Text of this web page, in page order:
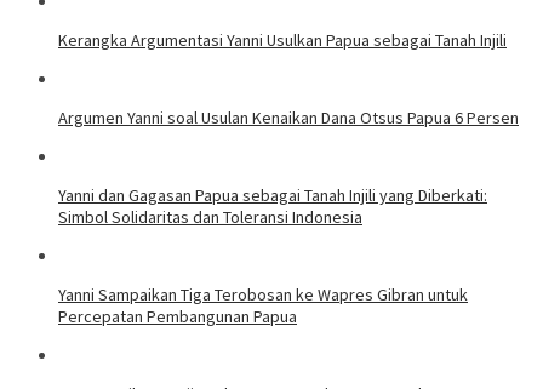
Kerangka Argumentasi Yanni Usulkan Papua sebagai Tanah Injili
Argumen Yanni soal Usulan Kenaikan Dana Otsus Papua 6 Persen
Yanni dan Gagasan Papua sebagai Tanah Injili yang Diberkati:
Simbol Solidaritas dan Toleransi Indonesia
Yanni Sampaikan Tiga Terobosan ke Wapres Gibran untuk
Percepatan Pembangunan Papua